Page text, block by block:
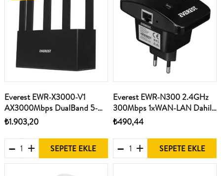
Everest EWR-X3000-V1
AX3000Mbps DualBand 5-
6dBi Anten
WISP+AP+Repeater Destekli
Kablosuz Wifi Router
₺1.903,20
SEPETE EKLE
Everest EWR-N300 2.4GHz
300Mbps 1xWAN-LAN Dahili
Antenli Repeater+AP
Kablosuz Menzil Genişletici
₺490,44
SEPETE EKLE